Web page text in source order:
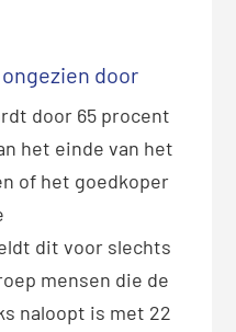
door
door 65 procent
het einde van het
of het goedkoper
dit voor slechts
mensen die de
naloopt is met 22